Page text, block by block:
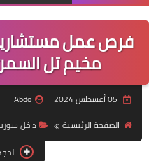
فرص عمل
مخيم تل
Abdo
الصفحة الرئيسية
داخل سوريا